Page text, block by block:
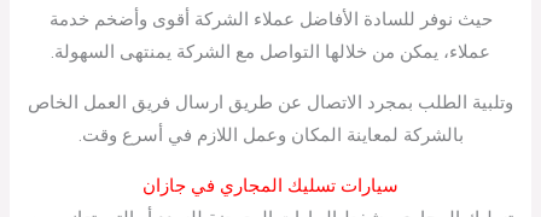
حيث نوفر للسادة الأفاضل عملاء الشركة أقوى وأضخم خدمة
عملاء، يمكن من خلالها التواصل مع الشركة يمنتهى السهولة.
وتلبية الطلب بمجرد الاتصال عن طريق ارسال فريق العمل الخاص
بالشركة لمعاينة المكان وعمل اللازم في أسرع وقت.
سيارات تسليك المجاري في جازان